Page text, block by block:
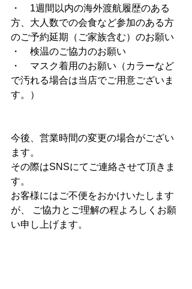
・　1週間以内の海外渡航履歴のある
方、大人数での会食など参加のある方
のご予約延期（ご家族含む）のお願い
・　検温のご協力のお願い
・　マスク着用のお願い（カラーなど
で汚れる場合は当店でご用意ございま
す。）
今後、営業時間の変更の場合がござい
ます。
その際はSNSにてご連絡させて頂きま
す。
お客様にはご不便をおかけいたします
が、 ご協力とご理解の程よろしくお願
い申し上げます。